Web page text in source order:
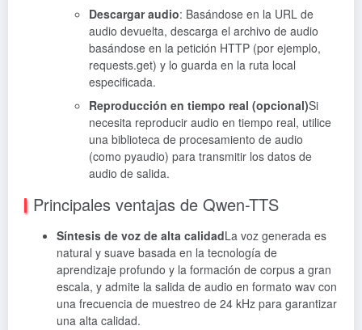
Descargar audio: Basándose en la URL de
audio devuelta, descarga el archivo de audio
basándose en la petición HTTP (por ejemplo,
requests.get) y lo guarda en la ruta local
especificada.
Reproducción en tiempo real (opcional)Si
necesita reproducir audio en tiempo real, utilice
una biblioteca de procesamiento de audio
(como pyaudio) para transmitir los datos de
audio de salida.
Principales ventajas de Qwen-TTS
Síntesis de voz de alta calidadLa voz generada es
natural y suave basada en la tecnología de
aprendizaje profundo y la formación de corpus a gran
escala, y admite la salida de audio en formato wav con
una frecuencia de muestreo de 24 kHz para garantizar
una alta calidad.